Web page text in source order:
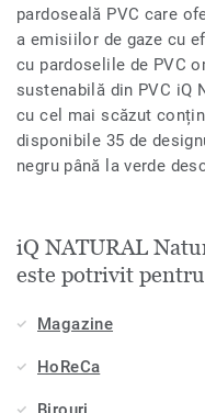
pardoseală PVC care
a emisiilor de gaze cu
cu pardoselile de PVC
sustenabilă din PVC iQ
cu cel mai scăzut
disponibile 35 de
negru până la verde
iQ NATURAL
este potrivit
Magazine
HoReCa